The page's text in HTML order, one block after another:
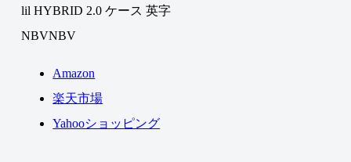
lil HYBRID 2.0 ケース 英字
NBVNBV
Amazon
楽天市場
Yahooショッピング